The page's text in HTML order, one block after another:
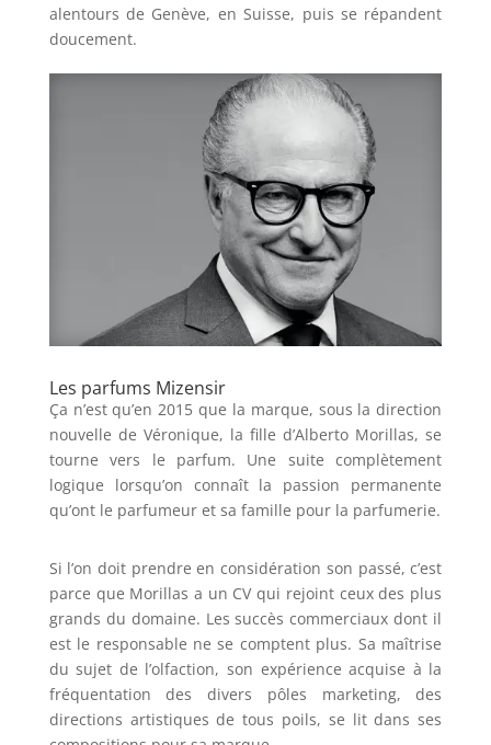
alentours de Genève, en Suisse, puis se répandent
doucement.
Les parfums Mizensir
Ça n’est qu’en 2015 que la marque, sous la direction
nouvelle de Véronique, la fille d’Alberto Morillas, se
tourne vers le parfum. Une suite complètement
logique lorsqu’on connaît la passion permanente
qu’ont le parfumeur et sa famille pour la parfumerie.
Si l’on doit prendre en considération son passé, c’est
parce que Morillas a un CV qui rejoint ceux des plus
grands du domaine. Les succès commerciaux dont il
est le responsable ne se comptent plus. Sa maîtrise
du sujet de l’olfaction, son expérience acquise à la
fréquentation des divers pôles marketing, des
directions artistiques de tous poils, se lit dans ses